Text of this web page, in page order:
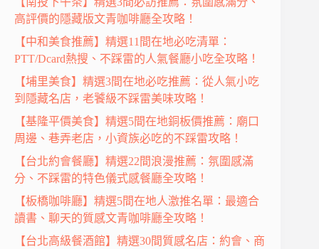
高評價的隱藏版文青咖啡廳全攻略！
【中和美食推薦】精選11間在地必吃清單：
PTT/Dcard熱搜、不踩雷的人氣餐廳小吃全攻略！
【埔里美食】精選3間在地必吃推薦：從人氣小吃
到隱藏名店，老饕級不踩雷美味攻略！
【基隆平價美食】精選5間在地銅板價推薦：廟口
周邊、巷弄老店，小資族必吃的不踩雷攻略！
【台北約會餐廳】精選22間浪漫推薦：氛圍感滿
分、不踩雷的特色儀式感餐廳全攻略！
【板橋咖啡廳】精選5間在地人激推名單：最適合
讀書、聊天的質感文青咖啡廳全攻略！
【台北高級餐酒館】精選30間質感名店：約會、商